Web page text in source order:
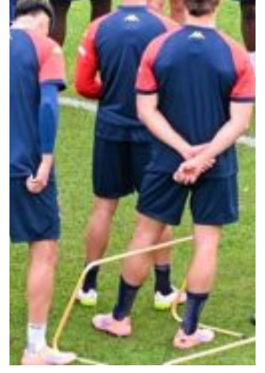
Robe di Kappa x Genoa
Vintage Collection
Red&Blue Voices
Accessori
Party
Outlet
Caffè Boasi x Genoa
Helan x Genoa
Isolani x Genoa
Gift Card Online Store